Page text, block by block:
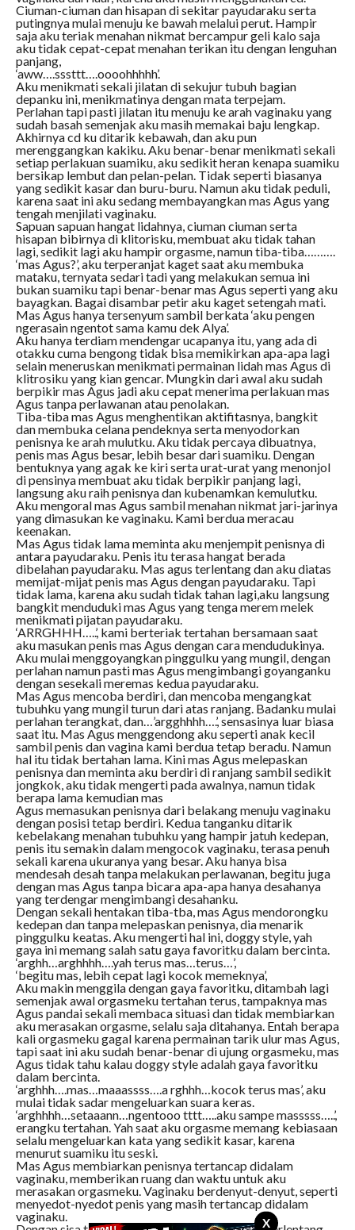
X
Ciuman-ciuman dan hisapan di sekitar payudaraku serta
putingnya mulai menuju ke bawah melalui perut. Hampir
saja aku teriak menahan nikmat bercampur geli kalo saja
aku tidak cepat-cepat menahan terikan itu dengan lenguhan
panjang,
‘aww….sssttt….oooohhhhh’.
Aku menikmati sekali jilatan di sekujur tubuh bagian
depanku ini, menikmatinya dengan mata terpejam.
Perlahan tapi pasti jilatan itu menuju ke arah vaginaku yang
sudah basah semenjak aku masih memakai baju lengkap.
Akhirnya cd ku ditarik kebawah, dan aku pun
merenggangkan kakiku. Aku benar-benar menikmati sekali
setiap perlakuan suamiku, aku sedikit heran kenapa suamiku
bersikap lembut dan pelan-pelan. Tidak seperti biasanya
yang sedikit kasar dan buru-buru. Namun aku tidak peduli,
karena saat ini aku sedang membayangkan mas Agus yang
tengah menjilati vaginaku.
Sapuan sapuan hangat lidahnya, ciuman ciuman serta
hisapan bibirnya di klitorisku, membuat aku tidak tahan
lagi, sedikit lagi aku hampir orgasme, namun tiba-tiba……….
‘mas Agus?’, aku terperanjat kaget saat aku membuka
mataku, ternyata sedari tadi yang melakukan semua ini
bukan suamiku tapi benar-benar mas Agus seperti yang aku
bayagkan. Bagai disambar petir aku kaget setengah mati.
Mas Agus hanya tersenyum sambil berkata ‘aku pengen
ngerasain ngentot sama kamu dek Alya’.
Aku hanya terdiam mendengar ucapanya itu, yang ada di
otakku cuma bengong tidak bisa memikirkan apa-apa lagi
selain meneruskan menikmati permainan lidah mas Agus di
klitrosiku yang kian gencar. Mungkin dari awal aku sudah
berpikir mas Agus jadi aku cepat menerima perlakuan mas
Agus tanpa perlawanan atau penolakan.
Tiba-tiba mas Agus menghentikan aktifitasnya, bangkit
dan membuka celana pendeknya serta menyodorkan
penisnya ke arah mulutku. Aku tidak percaya dibuatnya,
penis mas Agus besar, lebih besar dari suamiku. Dengan
bentuknya yang agak ke kiri serta urat-urat yang menonjol
di pensinya membuat aku tidak berpikir panjang lagi,
langsung aku raih penisnya dan kubenamkan kemulutku.
Aku mengoral mas Agus sambil menahan nikmat jari-jarinya
yang dimasukan ke vaginaku. Kami berdua meracau
keenakan.
Mas Agus tidak lama meminta aku menjempit penisnya di
antara payudaraku. Penis itu terasa hangat berada
dibelahan payudaraku. Mas agus terlentang dan aku diatas
memijat-mijat penis mas Agus dengan payudaraku. Tapi
tidak lama, karena aku sudah tidak tahan lagi,aku langsung
bangkit menduduki mas Agus yang tenga merem melek
menikmati pijatan payudaraku.
‘ARRGHHH…..’, kami berteriak tertahan bersamaan saat
aku masukan penis mas Agus dengan cara mendudukinya.
Aku mulai menggoyangkan pinggulku yang mungil, dengan
perlahan namun pasti mas Agus mengimbangi goyanganku
dengan sesekali meremas kedua payudaraku.
Mas Agus mencoba berdiri, dan mencoba mengangkat
tubuhku yang mungil turun dari atas ranjang. Badanku mulai
perlahan terangkat, dan…’argghhhh….’, sensasinya luar biasa
saat itu. Mas Agus menggendong aku seperti anak kecil
sambil penis dan vagina kami berdua tetap beradu. Namun
hal itu tidak bertahan lama. Kini mas Agus melepaskan
penisnya dan meminta aku berdiri di ranjang sambil sedikit
jongkok, aku tidak mengerti pada awalnya, namun tidak
berapa lama kemudian mas
Agus memasukan penisnya dari belakang menuju vaginaku
dengan posisi tetap berdiri. Kedua tanganku ditarik
kebelakang menahan tubuhku yang hampir jatuh kedepan,
penis itu semakin dalam mengocok vaginaku, terasa penuh
sekali karena ukuranya yang besar. Aku hanya bisa
mendesah desah tanpa melakukan perlawanan, begitu juga
dengan mas Agus tanpa bicara apa-apa hanya desahanya
yang terdengar mengimbangi desahanku.
Dengan sekali hentakan tiba-tba, mas Agus mendorongku
kedepan dan tanpa melepaskan penisnya, dia menarik
pinggulku keatas. Aku mengerti hal ini, doggy style, yah
gaya ini memang salah satu gaya favoritku dalam bercinta.
‘arghh…arghhhh….yah terus mas…terus…’,
‘begitu mas, lebih cepat lagi kocok memeknya’,
Aku makin menggila dengan gaya favoritku, ditambah lagi
semenjak awal orgasmeku tertahan terus, tampaknya mas
Agus pandai sekali membaca situasi dan tidak membiarkan
aku merasakan orgasme, selalu saja ditahanya. Entah berapa
kali orgasmeku gagal karena permainan tarik ulur mas Agus,
tapi saat ini aku sudah benar-benar di ujung orgasmeku, mas
Agus tidak tahu kalau doggy style adalah gaya favoritku
dalam bercinta.
‘arghhh….mas…maaassss….a rghhh…kocok terus mas’, aku
mulai tidak sadar mengeluarkan suara keras.
‘arghhhh…setaaann…ngentooo tttt…..aku sampe masssss…..’,
erangku tertahan. Yah saat aku orgasme memang kebiasaan
selalu mengeluarkan kata yang sedikit kasar, karena
menurut suamiku itu seski.
Mas Agus membiarkan penisnya tertancap didalam
vaginaku, memberikan ruang dan waktu untuk aku
merasakan orgasmeku. Vaginaku berdenyut-denyut, seperti
menyedot-nyedot penis yang masih tertancap didalam
vaginaku.